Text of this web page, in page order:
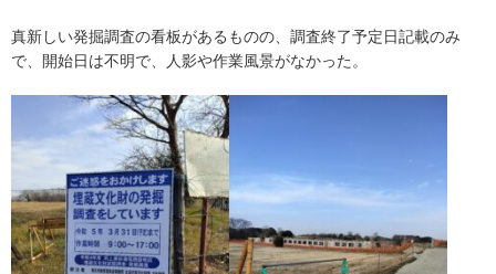
真新しい発掘調査の看板があるものの、調査終了予定日記載のみ
で、開始日は不明で、人影や作業風景がなかった。